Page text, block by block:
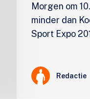
Morgen om
minder dan
Sport Expo
Redactie